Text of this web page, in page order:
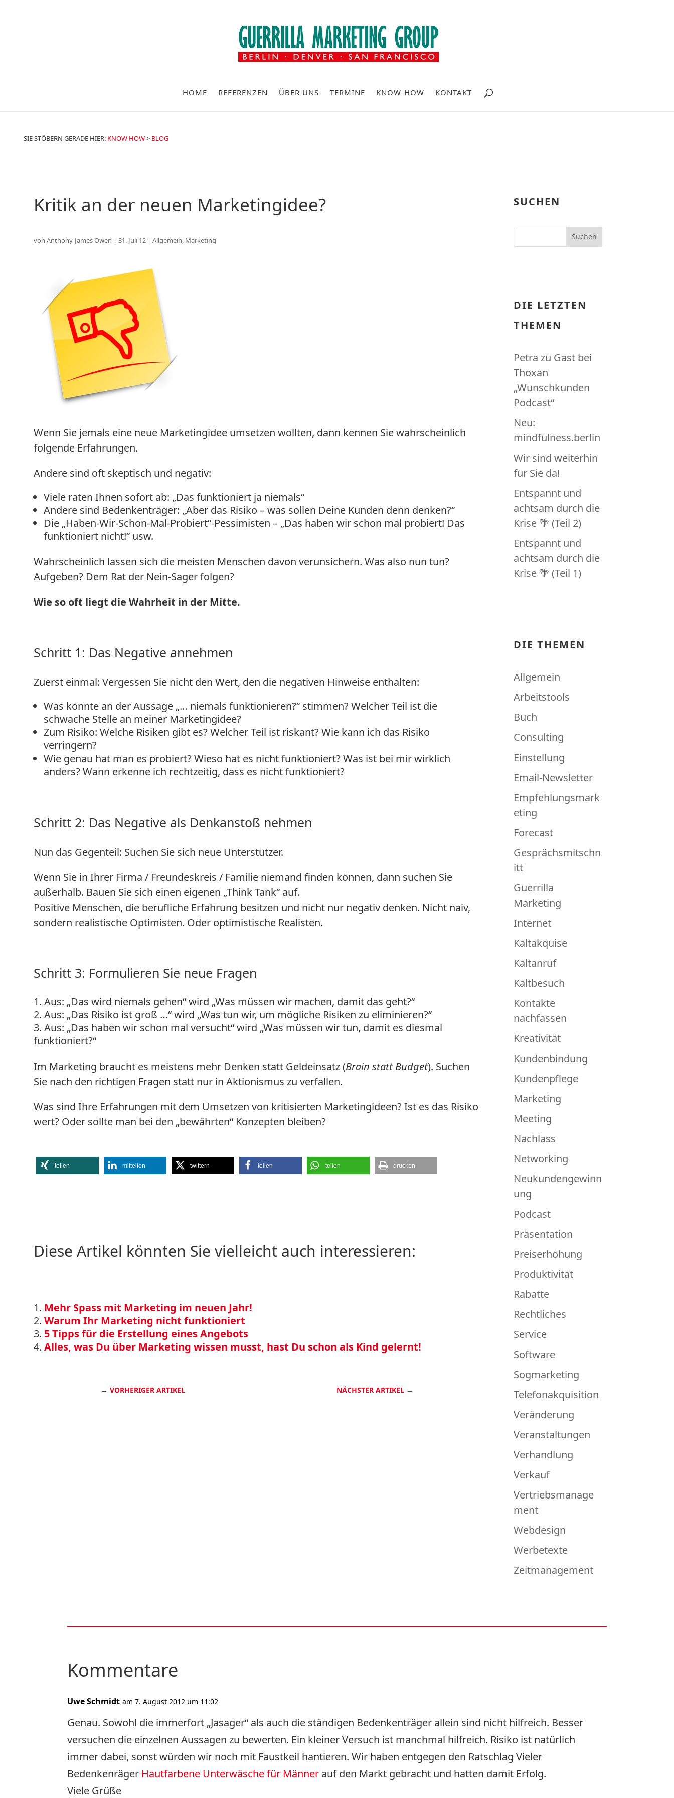
HOME REFERENZEN ÜBER UNS TERMINE KNOW-HOW KONTAKT
SIE STÖBERN GERADE HIER: KNOW HOW> BLOG
Kritik an der neuen Marketingidee?
vonAnthony-James Owen |31. Juli 12 |Allgemein, Marketing
Wenn Sie jemals eine neue Marketingidee umsetzen wollten, dann kennen Sie wahrscheinlich
folgende Erfahrungen.
Andere sind oft skeptisch und negativ:
Viele raten Ihnen sofort ab: „Das funktioniert ja niemals“
Andere sind Bedenkenträger: „Aber das Risiko – was sollen Deine Kunden denn denken?“
Die „Haben-Wir-Schon-Mal-Probiert“-Pessimisten – „Das haben wir schon mal probiert! Das
funktioniert nicht!“ usw.
Wahrscheinlich lassen sich die meisten Menschen davon verunsichern. Was also nun tun?
Aufgeben? Dem Rat der Nein-Sager folgen?
Wie so oft liegt die Wahrheit in der Mitte.
Schritt 1: Das Negative annehmen
Zuerst einmal: Vergessen Sie nicht den Wert, den die negativen Hinweise enthalten:
Was könnte an der Aussage „… niemals funktionieren?“ stimmen? Welcher Teil ist die
schwache Stelle an meiner Marketingidee?
Zum Risiko: Welche Risiken gibt es? Welcher Teil ist riskant? Wie kann ich das Risiko
verringern?
Wie genau hat man es probiert? Wieso hat es nicht funktioniert? Was ist bei mir wirklich
anders? Wann erkenne ich rechtzeitig, dass es nicht funktioniert?
Schritt 2: Das Negative als Denkanstoß nehmen
Nun das Gegenteil: Suchen Sie sich neue Unterstützer.
Wenn Sie in Ihrer Firma / Freundeskreis / Familie niemand finden können, dann suchen Sie
außerhalb. Bauen Sie sich einen eigenen „Think Tank“ auf.
Positive Menschen, die berufliche Erfahrung besitzen und nicht nur negativ denken. Nicht naiv,
sondern realistische Optimisten. Oder optimistische Realisten.
Schritt 3: Formulieren Sie neue Fragen
Aus: „Das wird niemals gehen“ wird „Was müssen wir machen, damit das geht?“
Aus: „Das Risiko ist groß …“ wird „Was tun wir, um mögliche Risiken zu eliminieren?“
Aus: „Das haben wir schon mal versucht“ wird „Was müssen wir tun, damit es diesmal
funktioniert?“
Im Marketing braucht es meistens mehr Denken statt Geldeinsatz (Brain statt Budget). Suchen
Sie nach den richtigen Fragen statt nur in Aktionismus zu verfallen.
Was sind Ihre Erfahrungen mit dem Umsetzen von kritisierten Marketingideen? Ist es das Risiko
wert? Oder sollte man bei den „bewährten“ Konzepten bleiben?
teilen mitteilen twittern teilen teilen drucken
Diese Artikel könnten Sie vielleicht auch interessieren:
Mehr Spass mit Marketing im neuen Jahr!
Warum Ihr Marketing nicht funktioniert
5 Tipps für die Erstellung eines Angebots
Alles, was Du über Marketing wissen musst, hast Du schon als Kind gelernt!
← VORHERIGER ARTIKEL NÄCHSTER ARTIKEL →
SUCHEN
DIE LETZTEN
THEMEN
Petra zu Gast bei
Thoxan
„Wunschkunden
Podcast“
Neu:
mindfulness.berlin
Wir sind weiterhin
für Sie da!
Entspannt und
achtsam durch die
Krise 🌴 (Teil 2)
Entspannt und
achtsam durch die
Krise 🌴 (Teil 1)
DIE THEMEN
Allgemein
Arbeitstools
Buch
Consulting
Einstellung
Email-Newsletter
Empfehlungsmark
eting
Forecast
Gesprächsmitschn
itt
Guerrilla
Marketing
Internet
Kaltakquise
Kaltanruf
Kaltbesuch
Kontakte
nachfassen
Kreativität
Kundenbindung
Kundenpflege
Marketing
Meeting
Nachlass
Networking
Neukundengewinn
ung
Podcast
Präsentation
Preiserhöhung
Produktivität
Rabatte
Rechtliches
Service
Software
Sogmarketing
Telefonakquisition
Veränderung
Veranstaltungen
Verhandlung
Verkauf
Vertriebsmanage
ment
Webdesign
Werbetexte
Zeitmanagement
Kommentare
Uwe Schmidt am 7. August 2012 um 11:02
Genau. Sowohl die immerfort „Jasager“ als auch die ständigen Bedenkenträger allein sind nicht hilfreich. Besser
versuchen die einzelnen Aussagen zu bewerten. Ein kleiner Versuch ist manchmal hilfreich. Risiko ist natürlich
immer dabei, sonst würden wir noch mit Faustkeil hantieren. Wir haben entgegen den Ratschlag Vieler
Bedenkenräger Hautfarbene Unterwäsche für Männer auf den Markt gebracht und hatten damit Erfolg.
Viele Grüße